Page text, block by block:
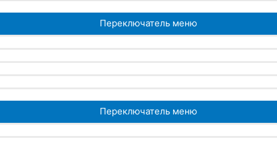
Переключатель меню
Переключатель меню